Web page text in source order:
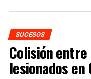
SUCESOS
Colisión
lesionados en